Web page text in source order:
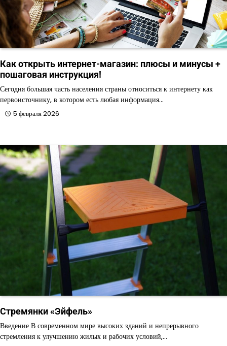
Как открыть интернет-магазин: плюсы и минусы +
пошаговая инструкция!
Сегодня большая часть населения страны относиться к интернету как
первоисточнику, в котором есть любая информация…
5 февраля 2026
Стремянки «Эйфель»
Введение В современном мире высоких зданий и непрерывного
стремления к улучшению жилых и рабочих условий,…